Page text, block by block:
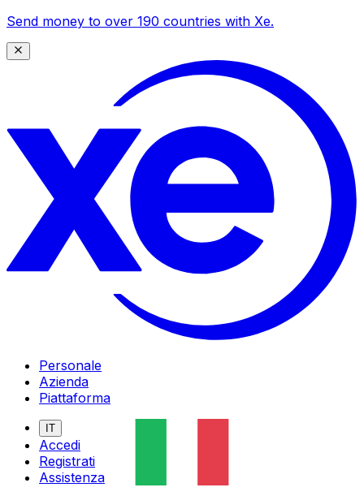
Send money to over 190 countries with Xe.
Personale
Azienda
Piattaforma
IT
Accedi
Registrati
Assistenza